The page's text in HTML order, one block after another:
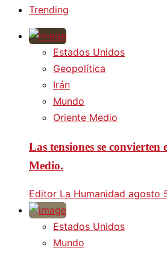
Trending
Estados Unidos
Geopolítica
Irán
Mundo
Oriente Medio
Las tensiones se convierten
Medio.
Editor La Humanidad agosto
Estados Unidos
Mundo